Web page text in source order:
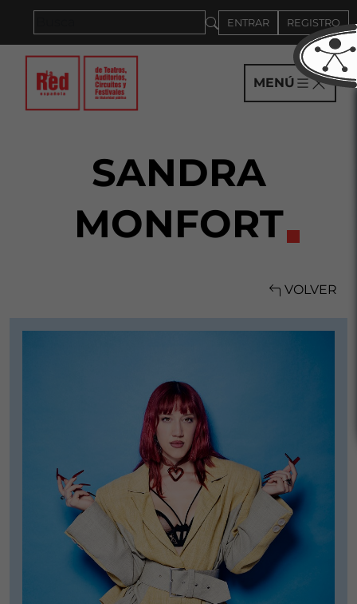
ENTRAR REGISTRO
MENÚ
SANDRA
MONFORT
VOLVER